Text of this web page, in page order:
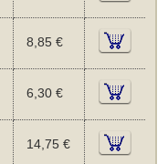
8,85 €
6,30 €
14,75 €